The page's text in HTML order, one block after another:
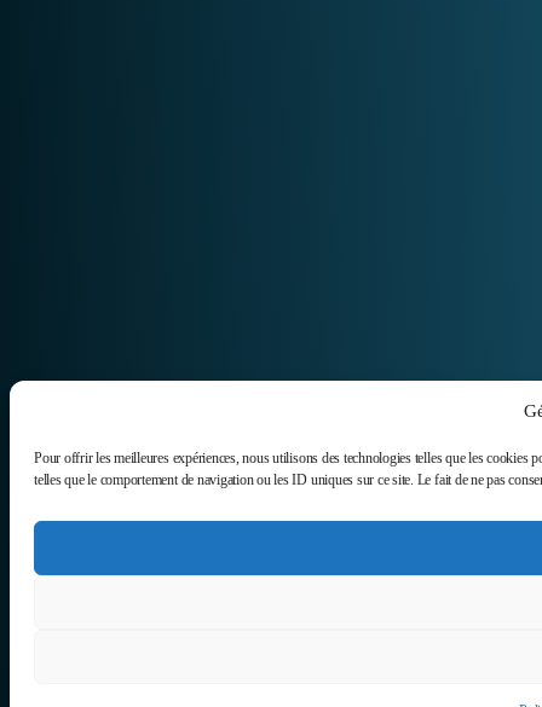
Pour offrir les meilleures expériences, nous utilisons des technologies telles que les cookies
telles que le comportement de navigation ou les ID uniques sur ce site. Le fait de ne pas